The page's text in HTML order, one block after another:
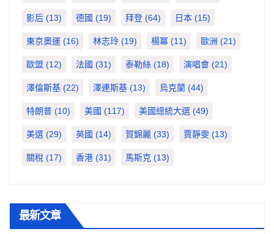
影后 (13) 德國 (19) 拜登 (64) 日本 (15)
東京奧運 (16) 林志玲 (19) 楊冪 (11) 歐洲 (21)
歐盟 (12) 法國 (31) 泰勒絲 (18) 演唱會 (21)
澤倫斯基 (22) 澤連斯基 (13) 烏克蘭 (44)
特朗普 (10) 美國 (117) 美國總統大選 (49)
美選 (29) 英國 (14) 賀錦麗 (33) 賈靜雯 (13)
關稅 (17) 香港 (31) 馬斯克 (13)
最新文章